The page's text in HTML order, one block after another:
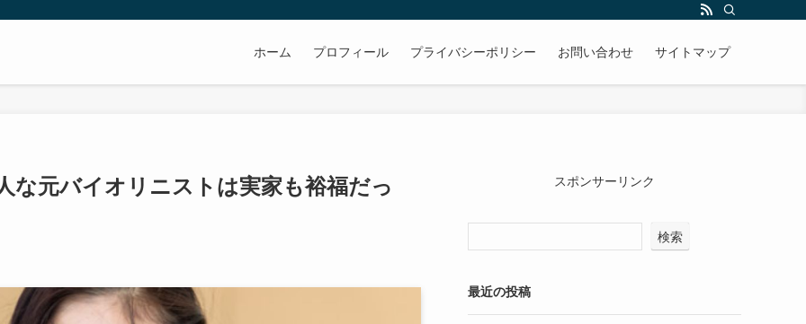
ホーム プロフィール プライバシーポリシー お問い合わせ サイトマップ
な元バイオリニストは実家も裕福だっ スポンサーリンク
検索
最近の投稿